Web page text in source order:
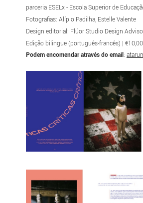
parceria ESELx - Escola Superior de
Fotografias: Alípio Padilha, Estelle Valente
Design editorial: Flúor Studio Design
Edição bilingue (português-francês) | €10,00
Podem encomendar através do email: